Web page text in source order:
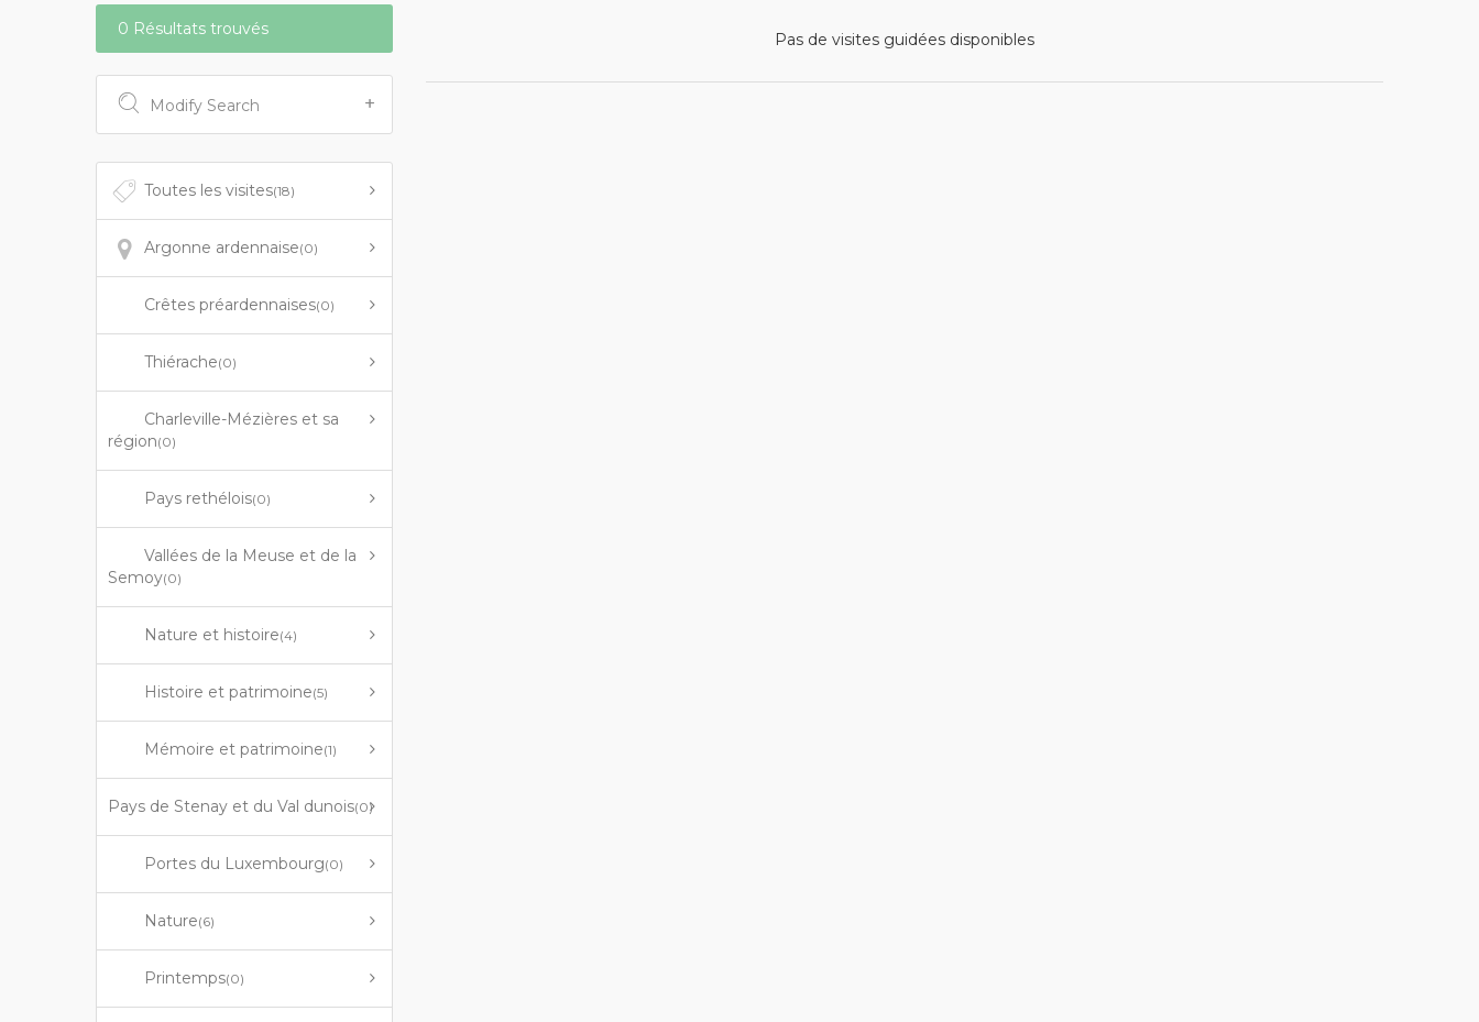
0 Résultats trouvés
Modify Search
Toutes les visites(18)
Argonne ardennaise(0)
Crêtes préardennaises(0)
Thiérache(0)
Charleville-Mézières et sa
région(0)
Pays rethélois(0)
Vallées de la Meuse et de la
Semoy(0)
Nature et histoire(4)
Histoire et patrimoine(5)
Mémoire et patrimoine(1)
Pays de Stenay et du Val dunois(0)
Portes du Luxembourg(0)
Nature(6)
Printemps(0)
Pas de visites guidées disponibles